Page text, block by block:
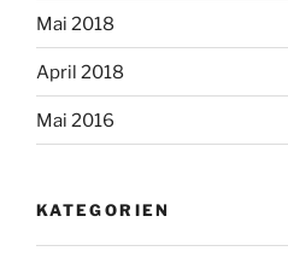
Mai 2018
April 2018
Mai 2016
KATEGORIEN